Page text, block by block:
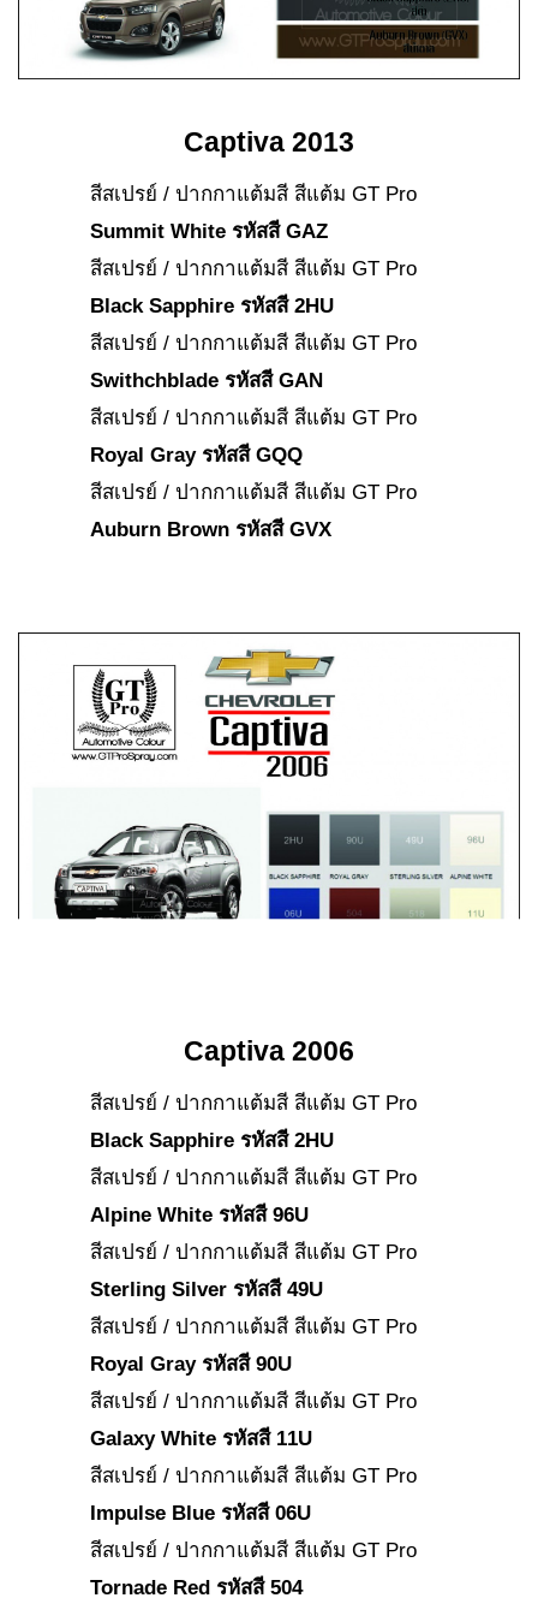
Captiva 2013
สีสเปรย์ / ปากกาแต้มสี สีแต้ม GT Pro
Summit White รหัสสี GAZ
สีสเปรย์ / ปากกาแต้มสี สีแต้ม GT Pro
Black Sapphire รหัสสี 2HU
สีสเปรย์ / ปากกาแต้มสี สีแต้ม GT Pro
Swithchblade รหัสสี GAN
สีสเปรย์ / ปากกาแต้มสี สีแต้ม GT Pro
Royal Gray รหัสสี GQQ
สีสเปรย์ / ปากกาแต้มสี สีแต้ม GT Pro
Auburn Brown รหัสสี GVX
Captiva 2006
สีสเปรย์ / ปากกาแต้มสี สีแต้ม GT Pro
Black Sapphire รหัสสี 2HU
สีสเปรย์ / ปากกาแต้มสี สีแต้ม GT Pro
Alpine White รหัสสี 96U
สีสเปรย์ / ปากกาแต้มสี สีแต้ม GT Pro
Sterling Silver รหัสสี 49U
สีสเปรย์ / ปากกาแต้มสี สีแต้ม GT Pro
Royal Gray รหัสสี 90U
สีสเปรย์ / ปากกาแต้มสี สีแต้ม GT Pro
Galaxy White รหัสสี 11U
สีสเปรย์ / ปากกาแต้มสี สีแต้ม GT Pro
Impulse Blue รหัสสี 06U
สีสเปรย์ / ปากกาแต้มสี สีแต้ม GT Pro
Tornade Red รหัสสี 504